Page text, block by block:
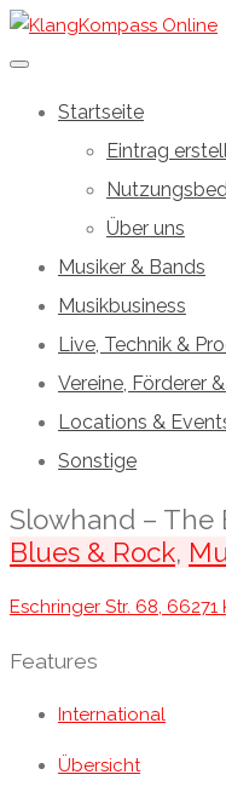
Startseite
Eintrag
Über uns
Musiker & Bands
Musikbusiness
Live, Technik &
Vereine, Förderer
Locations &
Sonstige
Slowhand – The
Blues & Rock,
Eschringer Str. 68,
Features
International
Übersicht